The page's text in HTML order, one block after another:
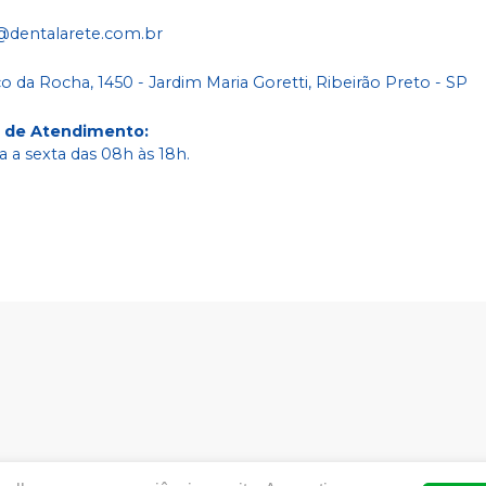
da Rocha, 1450 - Jardim Maria Goretti, Ribeirão Preto - SP
de Atendimento:
a sexta das 08h às 18h.